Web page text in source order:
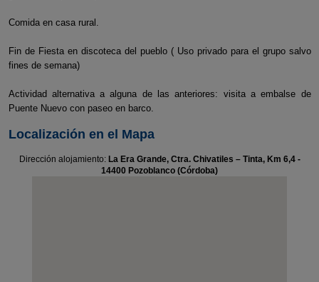
Comida en casa rural.
Fin de Fiesta en discoteca del pueblo ( Uso privado para el grupo salvo
fines de semana)
Actividad alternativa a alguna de las anteriores: visita a embalse de
Puente Nuevo con paseo en barco.
Localización en el Mapa
Dirección alojamiento: La Era Grande, Ctra. Chivatiles – Tinta, Km 6,4 -
14400 Pozoblanco (Córdoba)